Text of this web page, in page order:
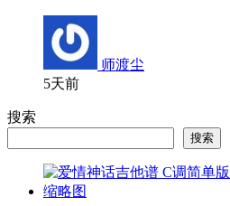
师渡尘
5天前
搜索
搜索